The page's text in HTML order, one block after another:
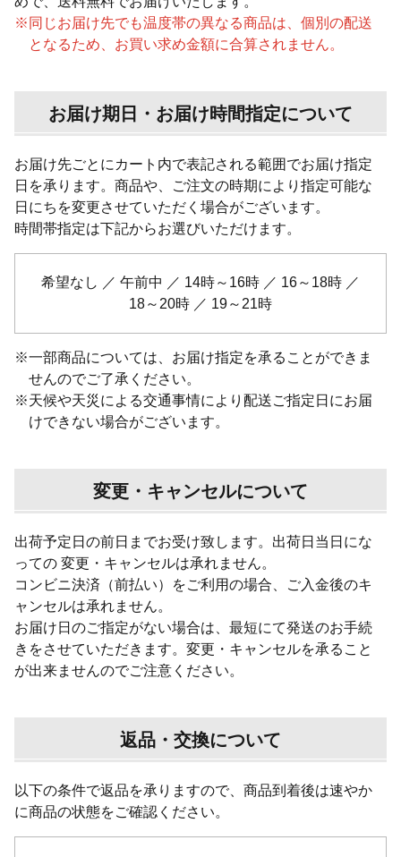
※ 同じお届け先でも温度帯の異なる商品は、個別の配送
となるため、お買い求め金額に合算されません。
お届け期日・お届け時間指定について
お届け先ごとにカート内で表記される範囲でお届け指定
日を承ります。商品や、ご注文の時期により指定可能な
日にちを変更させていただく場合がございます。
時間帯指定は下記からお選びいただけます。
希望なし ／ 午前中 ／ 14時～16時 ／ 16～18時 ／
18～20時 ／ 19～21時
※一部商品については、お届け指定を承ることができま
せんのでご了承ください。
※天候や天災による交通事情により配送ご指定日にお届
けできない場合がございます。
変更・キャンセルについて
出荷予定日の前日までお受け致します。出荷日当日にな
っての 変更・キャンセルは承れません。
コンビニ決済（前払い）をご利用の場合、ご入金後のキ
ャンセルは承れません。
お届け日のご指定がない場合は、最短にて発送のお手続
きをさせていただきます。変更・キャンセルを承ること
が出来ませんのでご注意ください。
返品・交換について
以下の条件で返品を承りますので、商品到着後は速やか
に商品の状態をご確認ください。